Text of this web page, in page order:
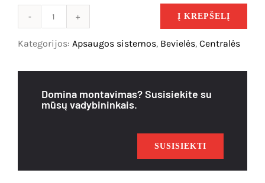
produkto
Paradox
bevielis
pultas
Į KREPŠELĮ
Kategorijos: Apsaugos sistemos, Bevielės, Centralės
Domina montavimas? Susisiekite su
mūsų vadybininkais.
SUSISIEKTI